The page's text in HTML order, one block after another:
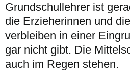
Grundschullehrer ist
die Erzieherinnen und
verbleiben in einer
gar nicht gibt. Die
auch im Regen stehen.